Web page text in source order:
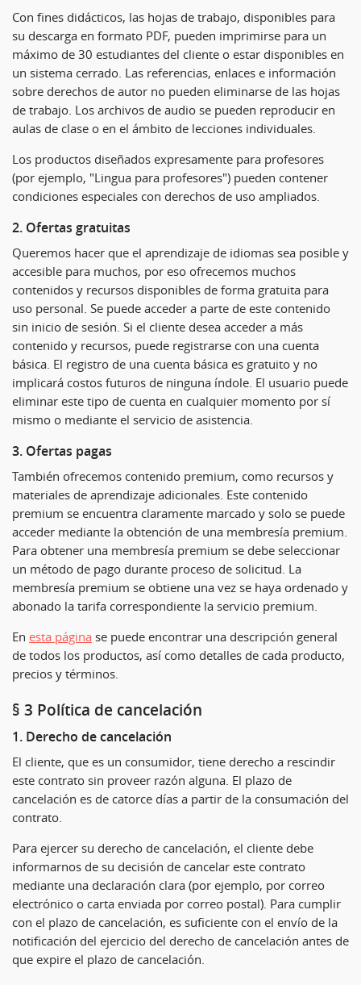
Con fines didácticos, las hojas de trabajo, disponibles para
su descarga en formato PDF, pueden imprimirse para un
máximo de 30 estudiantes del cliente o estar disponibles en
un sistema cerrado. Las referencias, enlaces e información
sobre derechos de autor no pueden eliminarse de las hojas
de trabajo. Los archivos de audio se pueden reproducir en
aulas de clase o en el ámbito de lecciones individuales.
Los productos diseñados expresamente para profesores
(por ejemplo, "Lingua para profesores") pueden contener
condiciones especiales con derechos de uso ampliados.
2. Ofertas gratuitas
Queremos hacer que el aprendizaje de idiomas sea posible y
accesible para muchos, por eso ofrecemos muchos
contenidos y recursos disponibles de forma gratuita para
uso personal. Se puede acceder a parte de este contenido
sin inicio de sesión. Si el cliente desea acceder a más
contenido y recursos, puede registrarse con una cuenta
básica. El registro de una cuenta básica es gratuito y no
implicará costos futuros de ninguna índole. El usuario puede
eliminar este tipo de cuenta en cualquier momento por sí
mismo o mediante el servicio de asistencia.
3. Ofertas pagas
También ofrecemos contenido premium, como recursos y
materiales de aprendizaje adicionales. Este contenido
premium se encuentra claramente marcado y solo se puede
acceder mediante la obtención de una membresía premium.
Para obtener una membresía premium se debe seleccionar
un método de pago durante proceso de solicitud. La
membresía premium se obtiene una vez se haya ordenado y
abonado la tarifa correspondiente la servicio premium.
En esta página se puede encontrar una descripción general
de todos los productos, así como detalles de cada producto,
precios y términos.
§ 3 Política de cancelación
1. Derecho de cancelación
El cliente, que es un consumidor, tiene derecho a rescindir
este contrato sin proveer razón alguna. El plazo de
cancelación es de catorce días a partir de la consumación del
contrato.
Para ejercer su derecho de cancelación, el cliente debe
informarnos de su decisión de cancelar este contrato
mediante una declaración clara (por ejemplo, por correo
electrónico o carta enviada por correo postal). Para cumplir
con el plazo de cancelación, es suficiente con el envío de la
notificación del ejercicio del derecho de cancelación antes de
que expire el plazo de cancelación.